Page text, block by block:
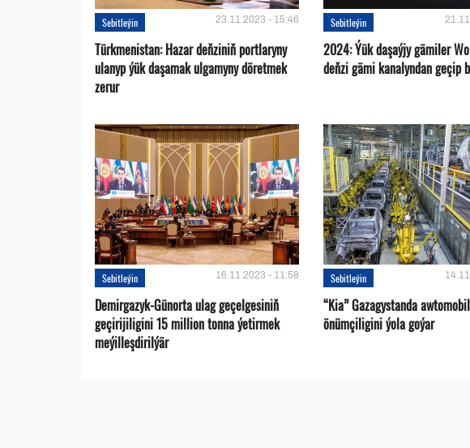
Sebitleýin 23.11.2023 - 15:46
Türkmenistan: Hazar deňziniň portlaryny
ulanyp ýük daşamak ulgamyny döretmek
zerur
Sebitleýin
2024: Ýük daşaýjy gämiler
deňzi gämi kanalyndan geçip
Sebitleýin 16.11.2023 - 11:58
Demirgazyk-Günorta ulag geçelgesiniň
geçirijiligini 15 million tonna ýetirmek
meýilleşdirilýär
Sebitleýin
“Kia” Gazagystanda awtomobil
önümçiligini ýola goýar